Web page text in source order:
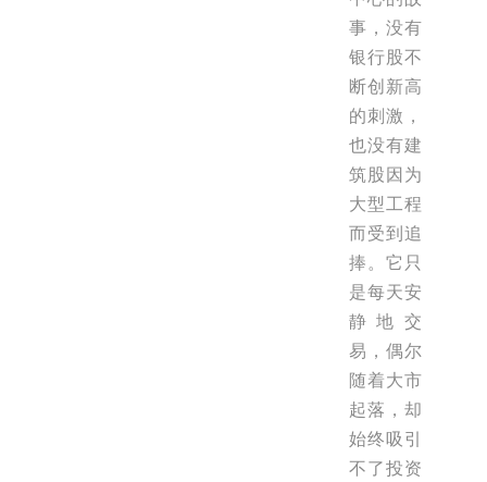
事，没有
银行股不
断创新高
的刺激，
也没有建
筑股因为
大型工程
而受到追
捧。它只
是每天安
静地交
易，偶尔
随着大市
起落，却
始终吸引
不了投资